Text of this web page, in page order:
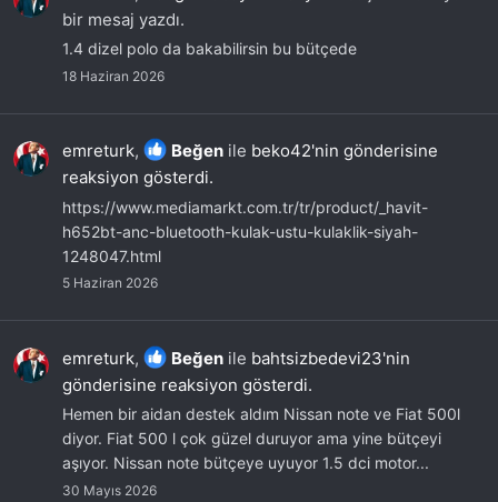
bir mesaj yazdı.
1.4 dizel polo da bakabilirsin bu bütçede
18 Haziran 2026
emreturk, Beğen ile beko42'nin gönderisine
reaksiyon gösterdi.
https://www.mediamarkt.com.tr/tr/product/_havit-
h652bt-anc-bluetooth-kulak-ustu-kulaklik-siyah-
1248047.html
5 Haziran 2026
emreturk, Beğen ile bahtsizbedevi23'nin
gönderisine reaksiyon gösterdi.
Hemen bir aidan destek aldım Nissan note ve Fiat 500l
diyor. Fiat 500 l çok güzel duruyor ama yine bütçeyi
aşıyor. Nissan note bütçeye uyuyor 1.5 dci motor...
30 Mayıs 2026